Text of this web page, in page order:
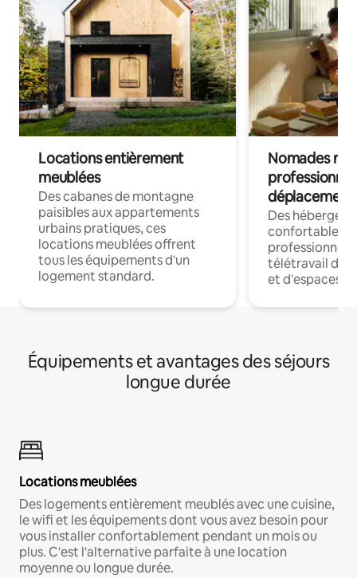
Locations entièrement
meublées
Des cabanes de montagne
paisibles aux appartements
urbains pratiques, ces
locations meublées offrent
tous les équipements d'un
logement standard.
Nomades
déplacement
Des
confortables
professionnels
télétravail
et d'espaces
Équipements et avantages des séjours
longue durée
Locations meublées
Des logements entièrement meublés avec une cuisine,
le wifi et les équipements dont vous avez besoin pour
vous installer confortablement pendant un mois ou
plus. C'est l'alternative parfaite à une location
moyenne ou longue durée.